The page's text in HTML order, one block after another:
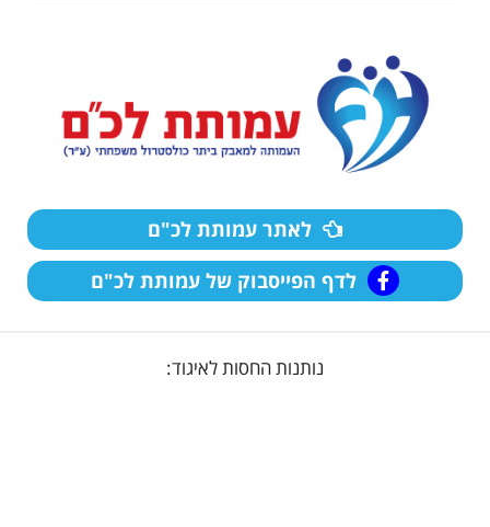
לאתר עמותת לכ"ם
לדף הפייסבוק של עמותת לכ"ם
נותנות החסות לאיגוד: